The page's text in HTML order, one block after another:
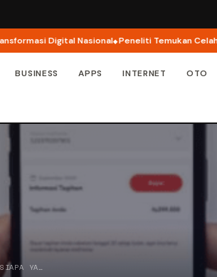
Digital Nasional Peneliti Temukan Celah
BUSINESS APPS INTERNET OTO
YA…